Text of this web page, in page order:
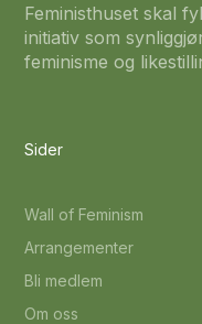
Feministhuset skal
initiativ som
feminisme og
Sider
Wall of Feminism
Arrangementer
Bli medlem
Om oss